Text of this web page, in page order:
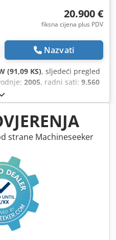
20.900 €
fiksna cijena plus PDV
Nazvati
(91,09 KS), sljedeći pregled
2005, radni sati: 9.560
pogon na sva četiri
strane Machineseeker